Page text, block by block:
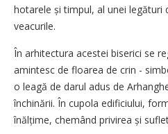
hotarele și timpul, al unei legături
veacurile.
În arhitectura acestei biserici se
amintesc de floarea de crin -
o leagă de darul adus de
închinării. În cupola edificiului,
înălțime, chemând privirea și